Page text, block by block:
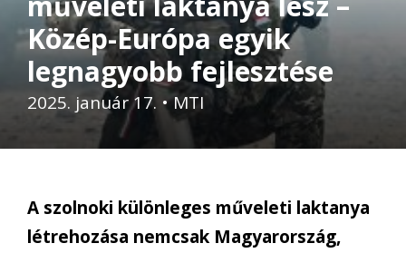
Közép-Európa egyik
legnagyobb fejlesztése
2025. január 17. •MTI
A szolnoki különleges műveleti laktanya
létrehozása nemcsak Magyarország,